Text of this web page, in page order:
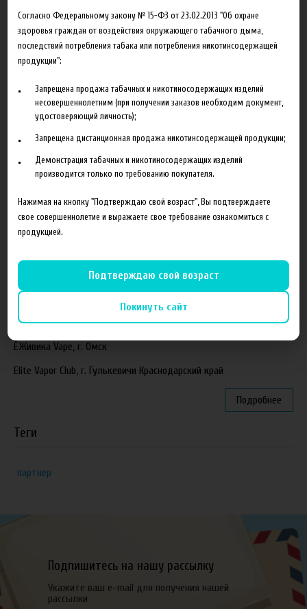
Блог
Ароматизаторы Xian Taima в наличии
Новинка. Новые наборы в линейке Heroes Farm.
Подробнее
Партнеры
"ZEUS", г. Санкт-Петербург
VapeReserve, г. Ульяновск
Vape Band, г. Казань
ЁЖивика Vape, г. Омск
Elite Vapor Club, г. Гулькевичи Краснодарский край
Подробнее
Теги
партнер
Подпишитесь на нашу рассылку
Укажите ваш e-mail для получения нашей
рассылки
Согласно Федеральному закону № 15-ФЗ от 23.02.2013 "Об охране
здоровья граждан от воздействия окружающего табачного дыма,
последствий потребления табака или потребления никотинсодержащей
продукции":
Запрещена продажа табачных и никотиносодержащих изделий
несовершеннолетним (при получении заказов необходим документ,
удостоверяющий личность);
Запрещена дистанционная продажа никотинсодержащей продукции;
Демонстрация табачных и никотиносодержащих изделий
производится только по требованию покупателя.
Нажимая на кнопку "Подтверждаю свой возраст", Вы подтверждаете
свое совершеннолетие и выражаете свое требование ознакомиться с
продукцией.
Подтверждаю свой возраст
Покинуть сайт